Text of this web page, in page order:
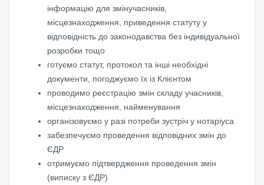
інформацію для змінучасників,
місцезнаходження, приведення статуту у
відповідність до законодавства без індивідуальної
розробки тощо
готуємо статут, протокол та інші необхідні
документи, погоджуємо їх із Клієнтом
проводимо реєстрацію змін складу учасників,
місцезнаходження, найменування
організовуємо у разі потреби зустріч у нотаріуса
забезпечуємо проведення відповідних змін до
ЄДР
отримуємо підтвердження проведення змін
(виписку з ЄДР)